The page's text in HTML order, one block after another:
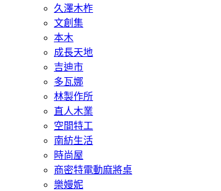
久澤木柞
文創集
本木
成長天地
吉迪市
多瓦娜
林製作所
直人木業
空間特工
南紡生活
時尚屋
商密特電動麻將桌
樂嫚妮